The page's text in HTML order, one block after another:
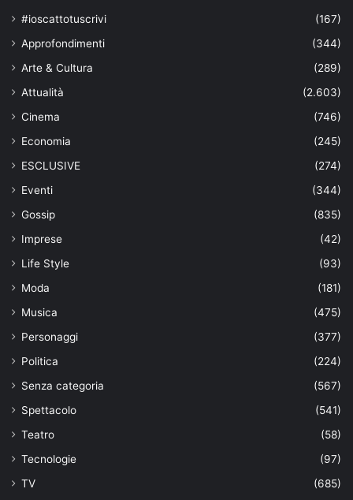
#ioscattotuscrivi
(167)
Approfondimenti
(344)
Arte & Cultura
(289)
Attualità
(2.603)
Cinema
(746)
Economia
(245)
ESCLUSIVE
(274)
Eventi
(344)
Gossip
(835)
Imprese
(42)
Life Style
(93)
Moda
(181)
Musica
(475)
Personaggi
(377)
Politica
(224)
Senza categoria
(567)
Spettacolo
(541)
Teatro
(58)
Tecnologie
(97)
TV
(685)